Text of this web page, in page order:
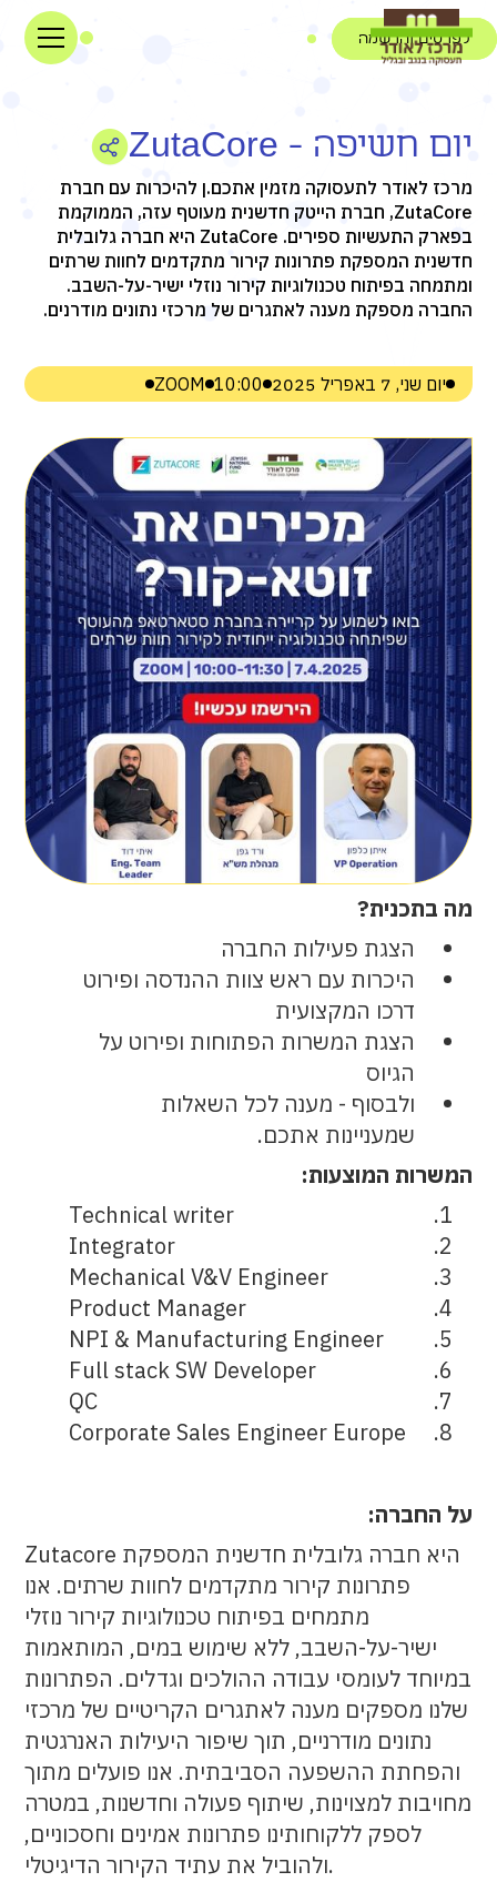
לפרטים והרשמה
יום חשיפה - ZutaCore
מרכז לאודר לתעסוקה מזמין אתכם.ן להיכרות עם חברת
ZutaCore, חברת הייטק חדשנית מעוטף עזה, הממוקמת
בפארק התעשיות ספירים. ZutaCore היא חברה גלובלית
חדשנית המספקת פתרונות קירור מתקדמים לחוות שרתים
ומתמחה בפיתוח טכנולוגיות קירור נוזלי ישיר-על-השבב.
החברה מספקת מענה לאתגרים של מרכזי נתונים מודרנים.
יום שני, 7 באפריל 2025 10:00
ZOOM
מה בתכנית?
הצגת פעילות החברה
היכרות עם ראש צוות ההנדסה ופירוט
דרכו המקצועית
הצגת המשרות הפתוחות ופירוט על
הגיוס
ולבסוף - מענה לכל השאלות
שמעניינות אתכם.
המשרות המוצעות:
Technical writer
Integrator
Mechanical V&V Engineer
Product Manager
NPI & Manufacturing Engineer
Full stack SW Developer
QC
Corporate Sales Engineer Europe
על החברה:
Zutacore היא חברה גלובלית חדשנית המספקת
פתרונות קירור מתקדמים לחוות שרתים. אנו
מתמחים בפיתוח טכנולוגיות קירור נוזלי
ישיר-על-השבב, ללא שימוש במים, המותאמות
במיוחד לעומסי עבודה ההולכים וגדלים. הפתרונות
שלנו מספקים מענה לאתגרים הקריטיים של מרכזי
נתונים מודרניים, תוך שיפור היעילות האנרגטית
והפחתת ההשפעה הסביבתית. אנו פועלים מתוך
מחויבות למצוינות, שיתוף פעולה וחדשנות, במטרה
לספק ללקוחותינו פתרונות אמינים וחסכוניים,
ולהוביל את עתיד הקירור הדיגיטלי.